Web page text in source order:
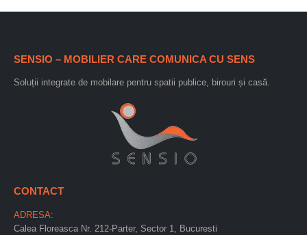
SENSIO – MOBILIER CARE COMUNICA CU SENS
Soluții integrate de mobilare pentru spatii publice, birouri și casă.
CONTACT
ADRESA:
Calea Floreasca Nr. 212-Parter, Sector 1, Bucuresti